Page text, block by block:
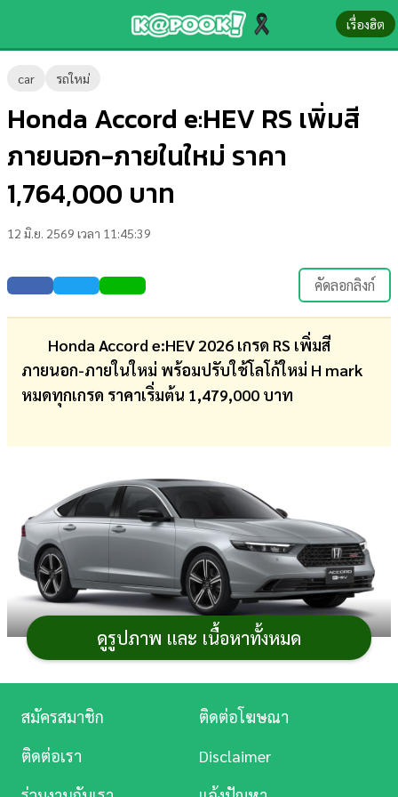
เรื่องฮิต
car รถใหม่
Honda Accord e:HEV RS เพิ่มสี
ภายนอก-ภายในใหม่ ราคา
1,764,000 บาท
12 มิ.ย. 2569 เวลา 11:45:39
คัดลอกลิงก์
Honda Accord e:HEV 2026 เกรด RS เพิ่มสี
ภายนอก-ภายในใหม่ พร้อมปรับใช้โลโก้ใหม่ H mark
หมดทุกเกรด ราคาเริ่มต้น 1,479,000 บาท
Honda Accord e:HEV รุ่นปี 2026ใหม่ ซึ่งเน้นปรับรุ่น
ย่อยสูงสุดอย่าง RS เติมลุคสปอร์ตด้วยสีภายนอกและสี
ภายในใหม่อีก 1 สี เป็นทางเลือก พอเป็นพิธีท่ามกลางความ
นิยมของรถยนต์
ซีดานขนาดกลางที่ลดลงอย่างเห็นได้ชัด
ดูรูปภาพ และ เนื้อหาทั้งหมด
ข่าว-
ความ
รู้
บันเทิง
ตรวจ
หวย
บอล
สด
ศึกษา
บันเทิง
ดู
หนัง
สมัครสมาชิก
ติดต่อโฆษณา
ติดต่อเรา
Disclaimer